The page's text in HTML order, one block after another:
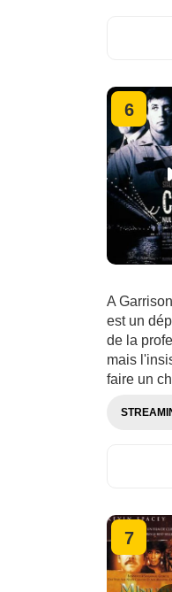
6
A
est un
de la
mais
faire un
7